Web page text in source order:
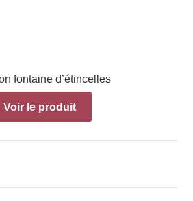
fontaine d’étincelles
Voir le produit